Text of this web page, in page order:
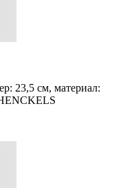
23,5 см, материал: